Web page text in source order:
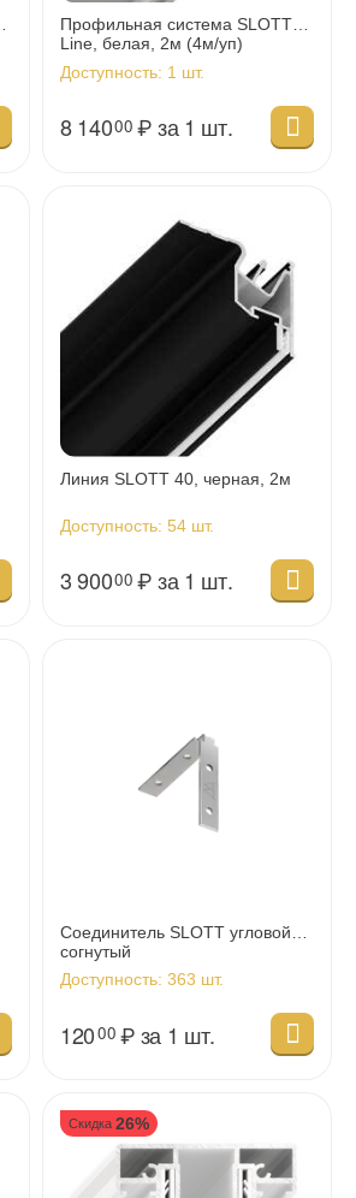
Профильная система SLOTT
Line, белая, 2м (4м/уп)
Доступность: 1 шт.
8 14000 ₽за 1 шт.
Линия SLOTT 40, черная, 2м
Доступность: 54 шт.
3 90000 ₽за 1 шт.
Соединитель SLOTT угловой
согнутый
Доступность: 363 шт.
12000 ₽за 1 шт.
Скидка 26%